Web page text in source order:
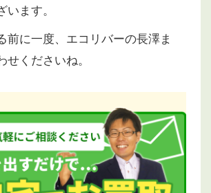
います。
前に一度、エコリバーの長澤ま
せくださいね。